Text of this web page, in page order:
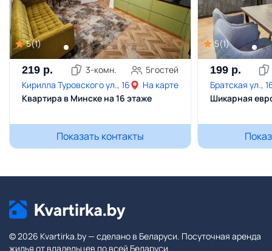
5(1)
219 р. 3-комн. 5гостей
Кирилла Туровского ул., 16
На карте
Квартира в Минске на 16 этаже
Показать контакты
5(1)
199 р.
Братская ул.,
Шикарная
© 2026 Kvartirka.by — сделано в Беларуси. Посуточная аренда
жилья от владельцев по всей Беларуси.